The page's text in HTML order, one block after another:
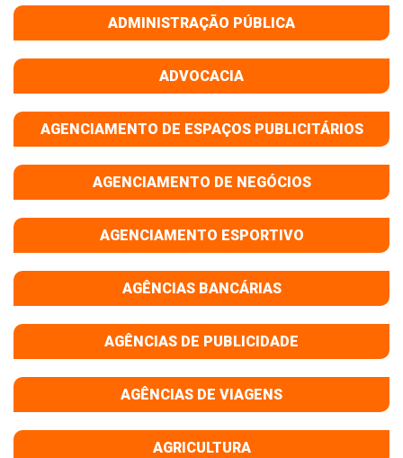
ADMINISTRAÇÃO PÚBLICA
ADVOCACIA
AGENCIAMENTO DE ESPAÇOS PUBLICITÁRIOS
AGENCIAMENTO DE NEGÓCIOS
AGENCIAMENTO ESPORTIVO
AGÊNCIAS BANCÁRIAS
AGÊNCIAS DE PUBLICIDADE
AGÊNCIAS DE VIAGENS
AGRICULTURA